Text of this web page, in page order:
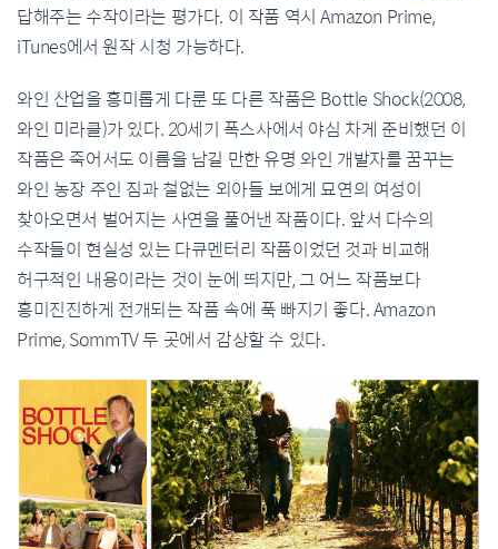
답해주는 수작이라는 평가다. 이 작품 역시 Amazon Prime,
iTunes에서 원작 시청 가능하다.
와인 산업을 흥미롭게 다룬 또 다른 작품은 Bottle Shock(2008,
와인 미라클)가 있다. 20세기 폭스사에서 야심 차게 준비했던 이
작품은 죽어서도 이름을 남길 만한 유명 와인 개발자를 꿈꾸는
와인 농장 주인 짐과 철없는 외아들 보에게 묘연의 여성이
찾아오면서 벌어지는 사연을 풀어낸 작품이다. 앞서 다수의
수작들이 현실성 있는 다큐멘터리 작품이었던 것과 비교해
허구적인 내용이라는 것이 눈에 띄지만, 그 어느 작품보다
흥미진진하게 전개되는 작품 속에 푹 빠지기 좋다. Amazon
Prime, SommTV 두 곳에서 감상할 수 있다.